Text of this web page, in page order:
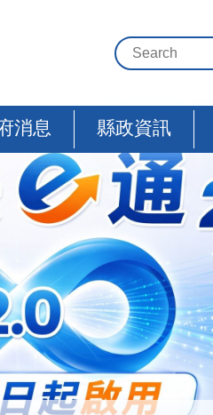
消息 縣政資訊